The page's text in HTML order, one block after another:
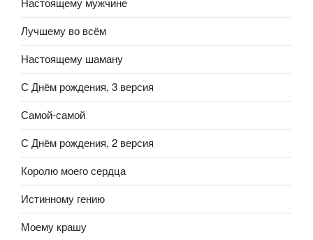
Лучшему во всём
Настоящему шаману
С Днём рождения, 3 версия
Самой-самой
С Днём рождения, 2 версия
Королю моего сердца
Истинному гению
Моему крашу